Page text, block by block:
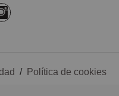
/ Política de cookies